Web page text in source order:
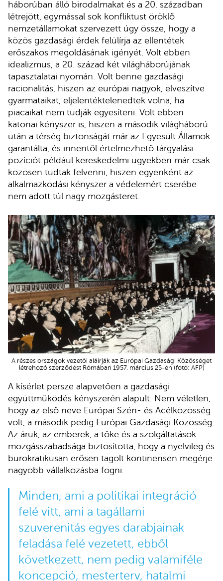
háborúban álló birodalmakat és a 20. században
létrejött, egymással sok konfliktust öröklő
nemzetállamokat szervezett úgy össze, hogy a
közös gazdasági érdek felülírja az ellentétek
erőszakos megoldásának igényét. Volt ebben
idealizmus, a 20. század két világháborújának
tapasztalatai nyomán. Volt benne gazdasági
racionalitás, hiszen az európai nagyok, elveszítve
gyarmataikat, eljelentéktelenedtek volna, ha
piacaikat nem tudják egyesíteni. Volt ebben
katonai kényszer is, hiszen a második világháború
után a térség biztonságát már az Egyesült Államok
garantálta, és innentől értelmezhető tárgyalási
pozíciót például kereskedelmi ügyekben már csak
közösen tudtak felvenni, hiszen egyenként az
alkalmazkodási kényszer a védelemért cserébe
nem adott túl nagy mozgásteret.
A részes országok vezetői aláírják az Európai Gazdasági Közösséget
létrehozó szerződést Rómában 1957. március 25-én (fotó: AFP)
A kísérlet persze alapvetően a gazdasági
együttműködés kényszerén alapult. Nem véletlen,
hogy az első neve Európai Szén- és Acélközösség
volt, a második pedig Európai Gazdasági Közösség.
Az áruk, az emberek, a tőke és a szolgáltatások
mozgásszabadsága biztosította, hogy a nyelvileg és
bürokratikusan erősen tagolt kontinensen megérje
nagyobb vállalkozásba fogni.
Minden, ami a politikai integráció
felé vitt, ami a tagállami
szuverenitás egyes darabjainak
feladása felé vezetett, ebből
következett, nem pedig valamiféle
koncepció, mesterterv, hatalmi